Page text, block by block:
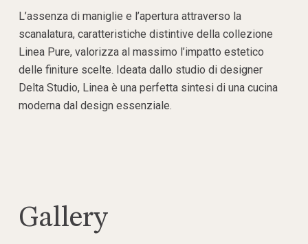
L’assenza di maniglie e l’apertura attraverso la
scanalatura, caratteristiche distintive della collezione
Linea Pure, valorizza al massimo l’impatto estetico
delle finiture scelte. Ideata dallo studio di designer
Delta Studio, Linea è una perfetta sintesi di una cucina
moderna dal design essenziale.
Gallery